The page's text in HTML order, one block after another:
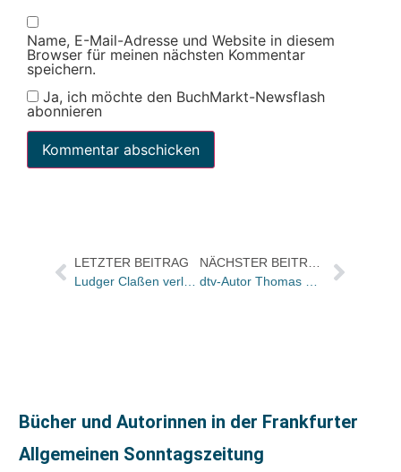
Name, E-Mail-Adresse und Website in diesem
Browser für meinen nächsten Kommentar
speichern.
Ja, ich möchte den BuchMarkt-Newsflash
abonnieren
LETZTER BEITRAG
Ludger Claßen verlässt Klartext
Bücher und Autorinnen in der Frankfurter
Allgemeinen Sonntagszeitung